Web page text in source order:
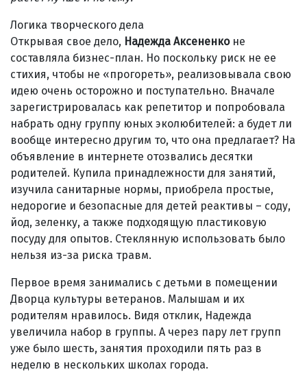
Логика творческого дела
Открывая свое дело, Надежда Аксененко не
составляла бизнес-план. Но поскольку риск не ее
стихия, чтобы не «прогореть», реализовывала свою
идею очень осторожно и поступательно. Вначале
зарегистрировалась как репетитор и попробовала
набрать одну группу юных эколюбителей: а будет ли
вообще интересно другим то, что она предлагает? На
объявление в интернете отозвались десятки
родителей. Купила принадлежности для занятий,
изучила санитарные нормы, приобрела простые,
недорогие и безопасные для детей реактивы – соду,
йод, зеленку, а также подходящую пластиковую
посуду для опытов. Стеклянную использовать было
нельзя из-за риска травм.
Первое время занимались с детьми в помещении
Дворца культуры ветеранов. Малышам и их
родителям нравилось. Видя отклик, Надежда
увеличила набор в группы. А через пару лет групп
уже было шесть, занятия проходили пять раз в
неделю в нескольких школах города.